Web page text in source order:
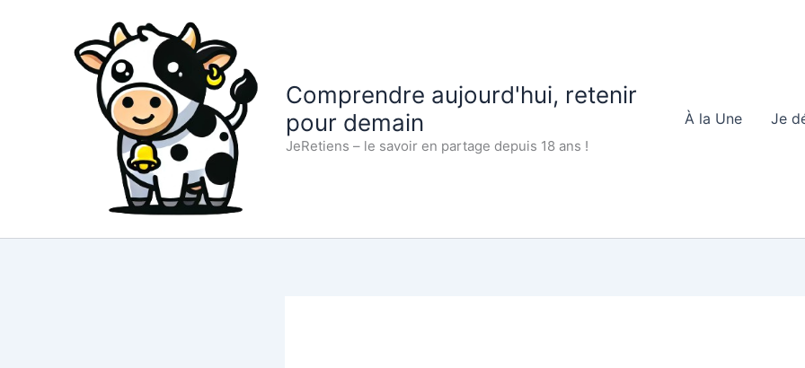
Comprendre aujourd'hui, retenir
pour demain
JeRetiens – le savoir en partage depuis 18 ans !
À la Une Je